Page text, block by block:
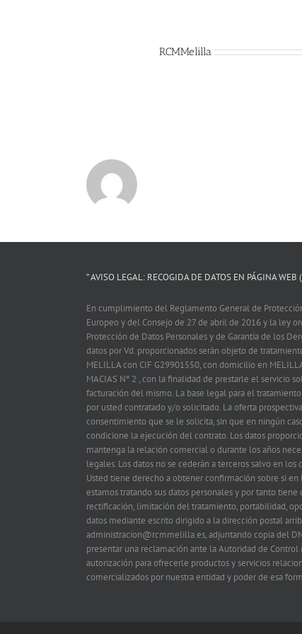
RCMMelilla
” AVISO LEGAL: RECOGIDA DE DATOS EN PÁGINA WEB
En cumplimiento del Reglamento General de
Europeo y del Consejo de 27 de abril de 2016 y la ley
Protección de Datos Personales y de Garantía de los
datos por Vd. proporcionados serán objeto de
MELILLA con CIF G29901550, con domicilio en
MACIAS Nº 2 , con la finalidad de prestarle el servicio
facturación del mismo. La base legal para el
por usted contratado y/o solicitado. La oferta
consentimiento que se le solicita, sin que en ningún
condicione la ejecución del contrato. Los datos
mantenga la relación comercial o durante los años
legales. Los datos no se cederán a terceros salvo en
Usted tiene derecho a obtener confirmación sobre si en
estamos tratando sus datos personales y por tanto
rectificación, limitación del tratamiento, portabilidad,
datos mediante escrito dirigido a la dirección postal
administracion@rcmmelilla.es, adjuntando copia del
presentar una reclamación ante la Autoridad de
autorización para ofrecerle productos y servicios
comercializados por nuestra entidad y poder de esa